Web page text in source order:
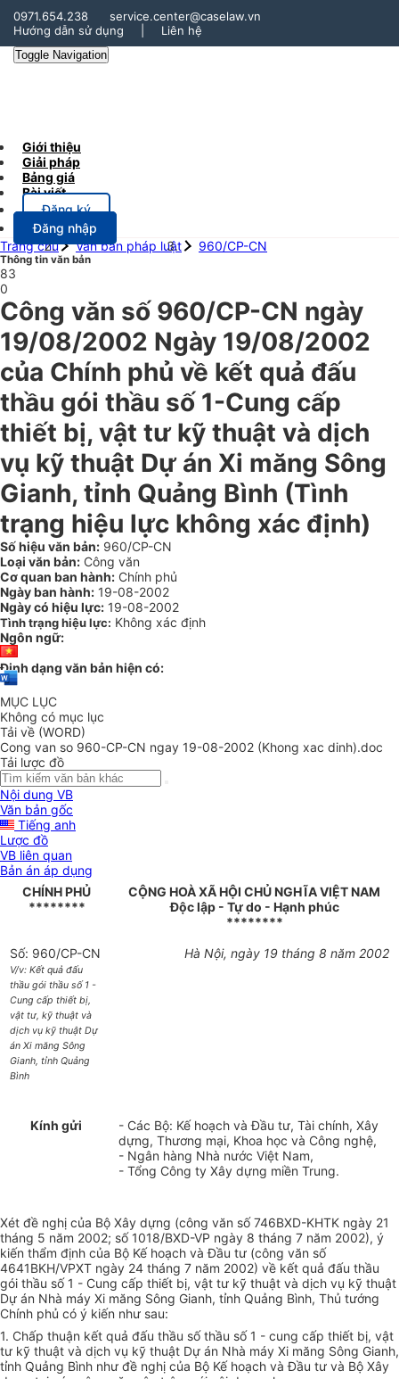
0971.654.238
service.center@caselaw.vn
Hướng dẫn sử dụng
Liên hệ
Toggle Navigation
Giới thiệu
Giải pháp
Bảng giá
Bài viết
Đăng ký
Đăng nhập
Trang chủ
Văn bản pháp luật 960/CP-CN
Thông tin văn bản
83
0
Công văn số 960/CP-CN ngày
19/08/2002 Ngày 19/08/2002
của Chính phủ về kết quả đấu
thầu gói thầu số 1-Cung cấp
thiết bị, vật tư kỹ thuật và dịch
vụ kỹ thuật Dự án Xi măng Sông
Gianh, tỉnh Quảng Bình (Tình
trạng hiệu lực không xác định)
Số hiệu văn bản: 960/CP-CN
Loại văn bản: Công văn
Cơ quan ban hành: Chính phủ
Ngày ban hành: 19-08-2002
Ngày có hiệu lực: 19-08-2002
Tình trạng hiệu lực: Không xác định
Ngôn ngữ:
Định dạng văn bản hiện có:
MỤC LỤC
Không có mục lục
Tải về (WORD)
Cong van so 960-CP-CN ngay 19-08-2002 (Khong xac dinh).doc
Tải lược đồ
Nội dung VB
Văn bản gốc
Tiếng anh
Lược đồ
VB liên quan
Bản án áp dụng
CHÍNH PHỦ
********
CỘNG HOÀ XÃ HỘI CHỦ NGHĨA VIỆT NAM
Độc lập - Tự do - Hạnh phúc
********
Số: 960/CP-CN
V/v: Kết quả đấu
thầu gói thầu số 1 -
Cung cấp thiết bị,
vật tư, kỹ thuật và
dịch vụ kỹ thuật Dự
án Xi măng Sông
Gianh, tỉnh Quảng
Bình
Hà Nội, ngày 19 tháng 8 năm 2002
Kính gửi
- Các Bộ: Kế hoạch và Đầu tư, Tài chính, Xây
dựng, Thương mại, Khoa học và Công nghệ,
- Ngân hàng Nhà nước Việt Nam,
- Tổng Công ty Xây dựng miền Trung.
Xét đề nghị của Bộ Xây dựng (công văn số 746BXD-KHTK ngày 21
tháng 5 năm 2002; số 1018/BXD-VP ngày 8 tháng 7 năm 2002), ý
kiến thẩm định của Bộ Kế hoạch và Đầu tư (công văn số
4641BKH/VPXT ngày 24 tháng 7 năm 2002) về kết quả đấu thầu
gói thầu số 1 - Cung cấp thiết bị, vật tư kỹ thuật và dịch vụ kỹ thuật
Dự án Nhà máy Xi măng Sông Gianh, tỉnh Quảng Bình, Thủ tướng
Chính phủ có ý kiến như sau:
1. Chấp thuận kết quả đấu thầu số thầu số 1 - cung cấp thiết bị, vật
tư kỹ thuật và dịch vụ kỹ thuật Dự án Nhà máy Xi măng Sông Gianh,
tỉnh Quảng Bình như đề nghị của Bộ Kế hoạch và Đầu tư và Bộ Xây